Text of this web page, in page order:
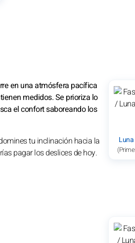
en una atmósfera pacífica
medidos. Se prioriza lo
el confort saboreando los
tu inclinación hacia la
pagar los deslices de hoy.